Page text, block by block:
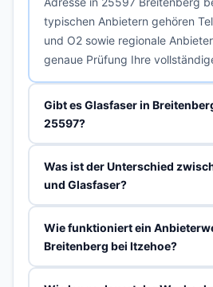
typischen Anbietern gehören
und O2 sowie regionale
genaue Prüfung Ihre
Gibt es Glasfaser in
25597?
Was ist der Unterschied
und Glasfaser?
Wie funktioniert ein
Breitenberg bei Itzehoe?